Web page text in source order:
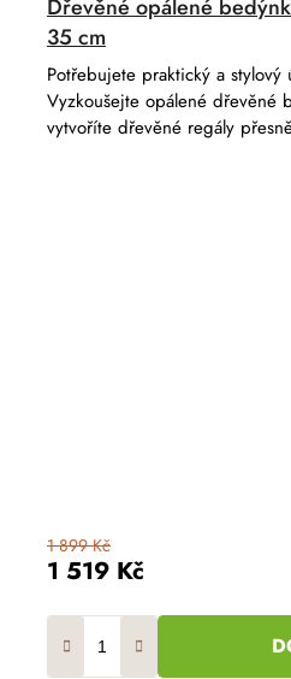
Dřevěné opálené
35 cm
1 519 Kč
1 899 Kč
Potřebujete praktický a stylový
Vyzkoušejte opálené dřevěné
vytvoříte dřevěné regály